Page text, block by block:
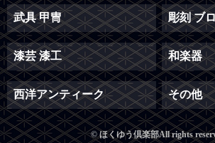
武具 甲冑 彫刻 ブ
漆芸 漆工 和楽器
西洋アンティーク その他
© ほくゆう倶楽部All rights